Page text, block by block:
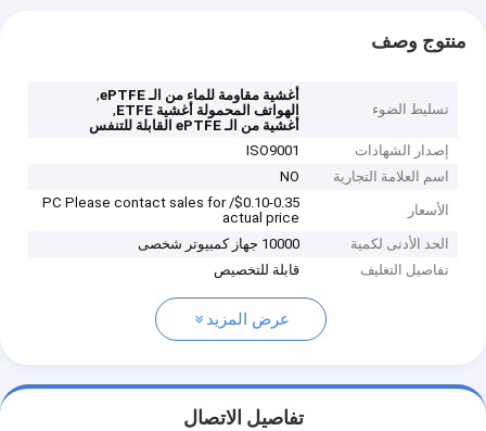
منتوج وصف
تسليط الضوء
أغشية مقاومة للماء من الـ ePTFE
,
الهواتف المحمولة أغشية ETFE
,
أغشية من الـ ePTFE القابلة للتنفس
إصدار الشهادات
ISO9001
اسم العلامة التجارية
NO
الأسعار
$0.10-0.35/ PC Please contact sales for
actual price
الحد الأدنى لكمية
10000 جهاز كمبيوتر شخصى
تفاصيل التغليف
قابلة للتخصيص
عرض المزيد
تفاصيل الاتصال